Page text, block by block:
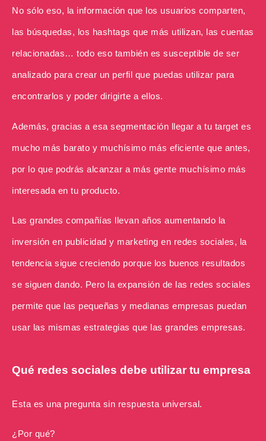
No sólo eso, la información que los usuarios comparten,
las búsquedas, los hashtags que más utilizan, las cuentas
relacionadas… todo eso también es susceptible de ser
analizado para crear un perfil que puedas utilizar para
encontrarlos y poder dirigirte a ellos.
Además, gracias a esa segmentación llegar a tu target es
mucho más barato y muchísimo más eficiente que antes,
por lo que podrás alcanzar a más gente muchísimo más
interesada en tu producto.
Las grandes compañías llevan años aumentando la
inversión en publicidad y marketing en redes sociales, la
tendencia sigue creciendo porque los buenos resultados
se siguen dando. Pero la expansión de las redes sociales
permite que las pequeñas y medianas empresas puedan
usar las mismas estrategias que las grandes empresas.
Qué redes sociales debe utilizar tu empresa
Esta es una pregunta sin respuesta universal.
¿Por qué?